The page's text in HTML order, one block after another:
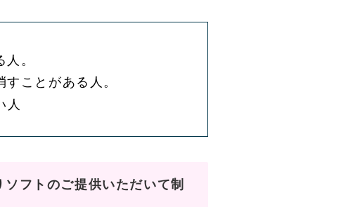
。
ことがある人。
人
フトのご提供いただいて制